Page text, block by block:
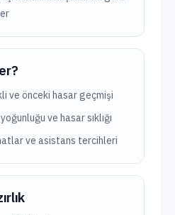
ve önceki hasar geçmişi
ve hasar sıklığı
ve asistans tercihleri